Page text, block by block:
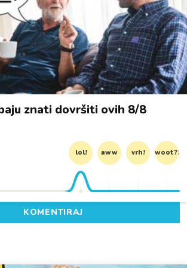
znati dovršiti ovih 8/8
lol! aww vrh! woot?!
KOMENTIRAJ